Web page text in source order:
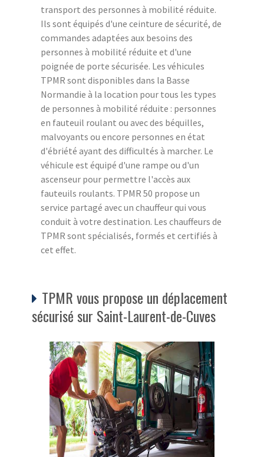
transport des personnes à mobilité réduite.
Ils sont équipés d'une ceinture de sécurité, de
commandes adaptées aux besoins des
personnes à mobilité réduite et d'une
poignée de porte sécurisée. Les véhicules
TPMR sont disponibles dans la Basse
Normandie à la location pour tous les types
de personnes à mobilité réduite : personnes
en fauteuil roulant ou avec des béquilles,
malvoyants ou encore personnes en état
d'ébriété ayant des difficultés à marcher. Le
véhicule est équipé d'une rampe ou d'un
ascenseur pour permettre l'accès aux
fauteuils roulants. TPMR 50 propose un
service partagé avec un chauffeur qui vous
conduit à votre destination. Les chauffeurs de
TPMR sont spécialisés, formés et certifiés à
cet effet.
TPMR vous propose un déplacement
sécurisé sur Saint-Laurent-de-Cuves